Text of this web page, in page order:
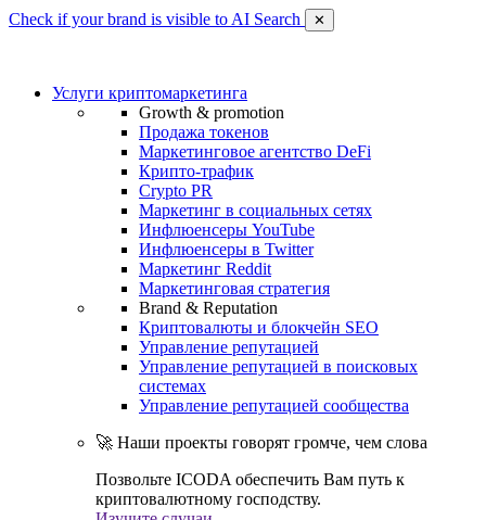
Check if your brand is visible to AI Search ✕
Услуги криптомаркетинга
Growth & promotion
Продажа токенов
Маркетинговое агентство DeFi
Крипто-трафик
Crypto PR
Маркетинг в социальных сетях
Инфлюенсеры YouTube
Инфлюенсеры в Twitter
Маркетинг Reddit
Маркетинговая стратегия
Brand & Reputation
Криптовалюты и блокчейн SEO
Управление репутацией
Управление репутацией в поисковых
системах
Управление репутацией сообщества
🚀 Наши проекты говорят громче, чем слова
Позвольте ICODA обеспечить Вам путь к
криптовалютному господству.